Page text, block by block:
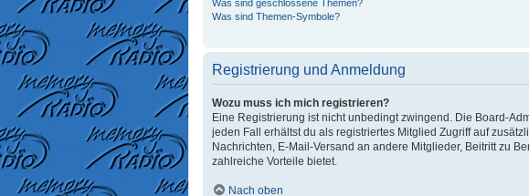
Was sind geschlossene Themen?
Was sind Themen-Symbole?
Registrierung und Anmeldung
Wozu muss ich mich registrieren?
Eine Registrierung ist nicht unbedingt zwingend. Die Board-
jeden Fall erhältst du als registriertes Mitglied Zugriff auf
Nachrichten, E-Mail-Versand an andere Mitglieder, Beitritt zu
zahlreiche Vorteile bietet.
Nach oben